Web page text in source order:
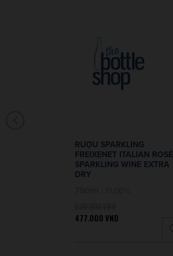
RƯỢU SPARKLING
FREIXENET ITALIAN ROSÉ
SPARKLING WINE EXTRA
DRY
477.000 VND